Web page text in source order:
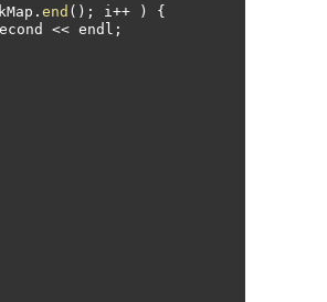
. end (); i++ )
{
<< endl ;